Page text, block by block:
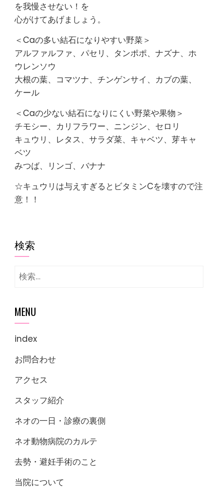
を我慢させない！を
心がけてあげましょう。
＜Caの多い結石になりやすい野菜＞
アルファルファ、パセリ、タンポポ、ナズナ、ホ
ウレンソウ
大根の葉、コマツナ、チンゲンサイ、カブの葉、
ケール
＜Caの少ない結石になりにくい野菜や果物＞
チモシー、カリフラワー、ニンジン、セロリ
キュウリ、レタス、サラダ菜、キャベツ、芽キャ
ベツ
みつば、リンゴ、バナナ
☆キュウリは与えすぎるとビタミンCを壊すので注
意！！
検索
検
MENU
index
お問合わせ
アクセス
スタッフ紹介
ネオの一日・診療の裏側
ネオ動物病院のカルテ
去勢・避妊手術のこと
当院について